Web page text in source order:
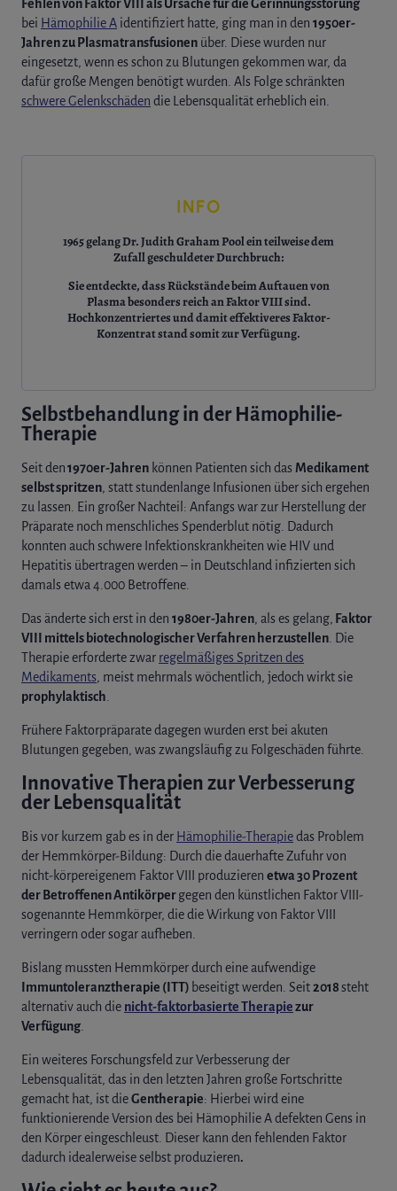
Fehlen von Faktor VIII als Ursache für die Gerinnungsstörung
bei Hämophilie A identifiziert hatte, ging man in den 1950er-
Jahren zu Plasmatransfusionen über. Diese wurden nur
eingesetzt, wenn es schon zu Blutungen gekommen war, da
dafür große Mengen benötigt wurden. Als Folge schränkten
schwere Gelenkschäden die Lebensqualität erheblich ein.
INFO
1965gelang Dr. Judith Graham Pool einteilweise dem
Zufall geschuldeter Durchbruch:
Sie entdeckte, dass Rückstände beim Auftauen von
Plasma besonders reich an Faktor VIII sind.
Hochkonzentriertes und damit effektiveres Faktor-
Konzentratstand somit zur Verfügung.
Selbstbehandlung in der Hämophilie-
Therapie
Seit den1970er-Jahren können Patienten sich das Medikament
selbst spritzen , statt stundenlange Infusionen über sich ergehen
zu lassen. Ein großer Nachteil: Anfangs war zur Herstellung der
Präparate noch menschliches Spenderblut nötig. Dadurch
konnten auch schwere Infektionskrankheiten wie HIV und
Hepatitis übertragen werden – in Deutschland infizierten sich
damals etwa 4.000 Betroffene.
Das änderte sich erst in den 1980er-Jahren , als es gelang, Faktor
VIII mittels biotechnologischer Verfahren herzustellen . Die
Therapie erforderte zwar regelmäßiges Spritzen des
Medikaments , meist mehrmals wöchentlich, jedoch wirkt sie
prophylaktisch
Frühere Faktorpräparate dagegen wurden erst bei akuten
Blutungen gegeben, was zwangsläufig zu Folgeschäden führte.
Innovative Therapien zur Verbesserung
der Lebensqualität
Bis vor kurzem gab es in der Hämophilie-Therapiedas Problem
der Hemmkörper-Bildung: Durch die dauerhafte Zufuhr von
nicht-körpereigenem Faktor VIII produzieren etwa 30 Prozent
der Betroffenen Antikörpergegen den künstlichen Faktor VIII-
sogenannte Hemmkörper, die die Wirkung von Faktor VIII
verringern oder sogar aufheben.
Bislang mussten Hemmkörper durch eine aufwendige
Immuntoleranztherapie (ITT) beseitigt werden. Seit 2018steht
alternativ auch die nicht-faktorbasierte Therapiezur
Verfügung
Ein weiteres Forschungsfeld zur Verbesserung der
Lebensqualität, das in den letzten Jahren große Fortschritte
gemacht hat, ist dieGentherapie: Hierbei wird eine
funktionierende Version des bei Hämophilie A defekten Gens in
den Körper eingeschleust. Dieser kann den fehlenden Faktor
dadurch idealerweise selbst produzieren.